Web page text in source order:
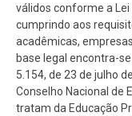
válidos conforme a
cumprindo aos
acadêmicas,
base legal encontra-
5.154, de 23 de julho
Conselho Nacional de
tratam da Educação